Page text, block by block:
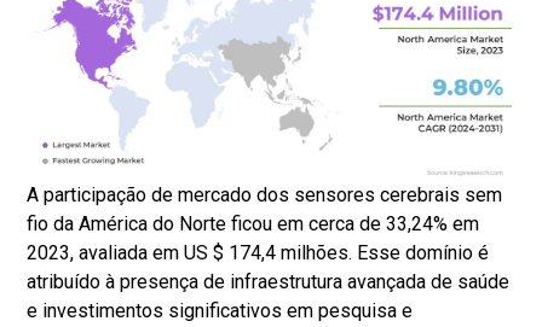
A participação de mercado dos sensores cerebrais sem
fio da América do Norte ficou em cerca de 33,24% em
2023, avaliada em US $ 174,4 milhões. Esse domínio é
atribuído à presença de infraestrutura avançada de saúde
e investimentos significativos em pesquisa e